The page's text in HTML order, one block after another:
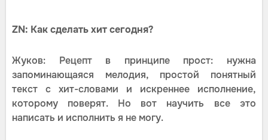
ZN: Как сделать хит сегодня?
Жуков: Рецепт в принципе прост: нужна
запоминающаяся мелодия, простой понятный
текст с хит-словами и искреннее исполнение,
которому поверят. Но вот научить все это
написать и исполнить я не могу.